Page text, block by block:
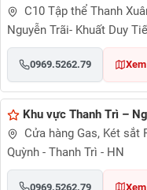
C10 Tập thể Thanh
Nguyễn Trãi- Khuất Duy
0969.5262.79
Khu vực Thanh Trì –
Cửa hàng Gas, Két sắt
Quỳnh - Thanh Trì - HN
0969.5262.79